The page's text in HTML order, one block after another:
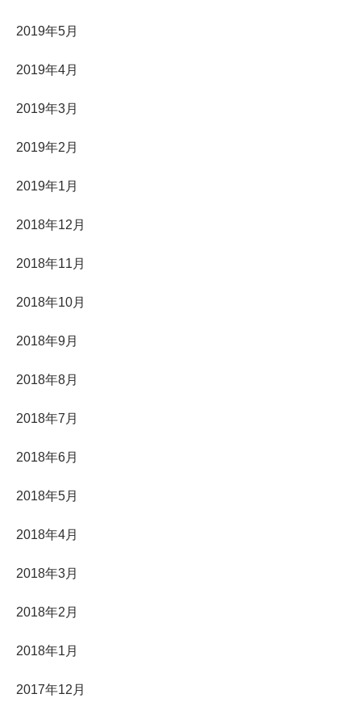
2019年5月
2019年4月
2019年3月
2019年2月
2019年1月
2018年12月
2018年11月
2018年10月
2018年9月
2018年8月
2018年7月
2018年6月
2018年5月
2018年4月
2018年3月
2018年2月
2018年1月
2017年12月